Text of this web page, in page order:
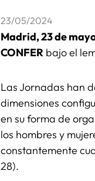
23/05/2024
Madrid, 23 de
CONFER bajo el
Las Jornadas han
dimensiones
en su forma de
los hombres y
constantemente
28).